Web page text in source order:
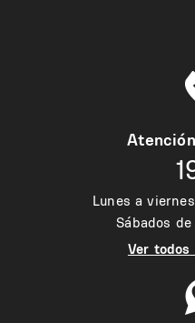
Lunes a
Sábados
Ver todos